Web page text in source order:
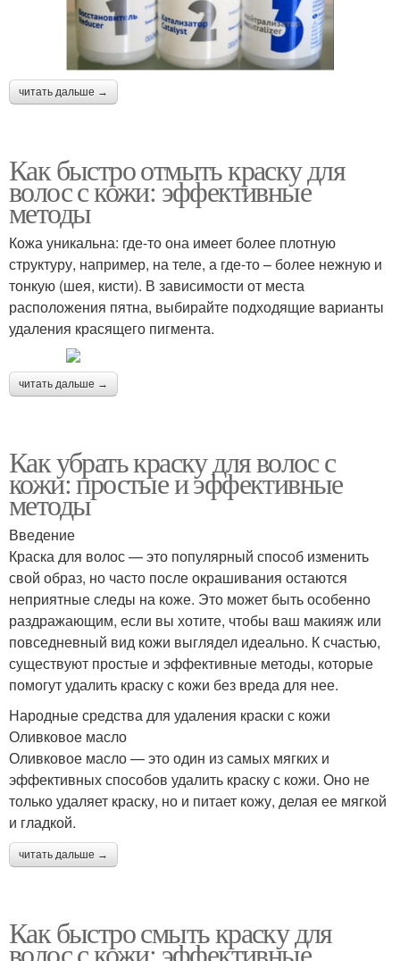
читать дальше →
Как быстро отмыть краску для
волос с кожи: эффективные
методы
Кожа уникальна: где-то она имеет более плотную
структуру, например, на теле, а где-то – более нежную и
тонкую (шея, кисти). В зависимости от места
расположения пятна, выбирайте подходящие варианты
удаления красящего пигмента.
читать дальше →
Как убрать краску для волос с
кожи: простые и эффективные
методы
Введение
Краска для волос — это популярный способ изменить
свой образ, но часто после окрашивания остаются
неприятные следы на коже. Это может быть особенно
раздражающим, если вы хотите, чтобы ваш макияж или
повседневный вид кожи выглядел идеально. К счастью,
существуют простые и эффективные методы, которые
помогут удалить краску с кожи без вреда для нее.
Народные средства для удаления краски с кожи
Оливковое масло
Оливковое масло — это один из самых мягких и
эффективных способов удалить краску с кожи. Оно не
только удаляет краску, но и питает кожу, делая ее мягкой
и гладкой.
читать дальше →
Как быстро смыть краску для